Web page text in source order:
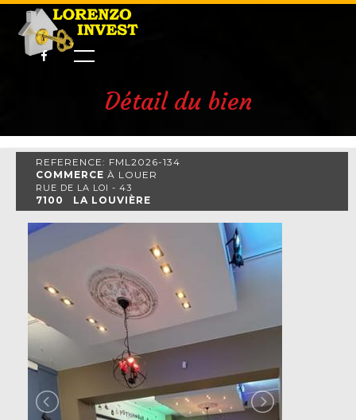
Détail du bien
REFERENCE: FML2026-134
COMMERCE À LOUER
RUE DE LA LOI - 43
7100 LA LOUVIÈRE